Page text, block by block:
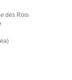
des Rois